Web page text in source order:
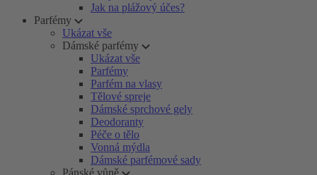
Jak na plážový účes?
Parfémy
Ukázat vše
Dámské parfémy
Ukázat vše
Parfémy
Parfém na vlasy
Tělové spreje
Dámské sprchové gely
Deodoranty
Péče o tělo
Vonná mýdla
Dámské parfémové sady
Pánské vůně